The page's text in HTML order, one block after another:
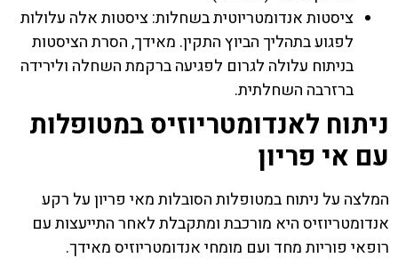
ציסטות אנדומטריוטית בשחלות: ציסטות אלה עלולות
לפגוע בתהליך הביוץ התקין. מאידך, הסרת הציסטות
בניתוח עלולה לגרום לפגיעה ברקמת השחלה ולירידה
ברזרבה השחלתית.
ניתוח לאנדומטריוזיס במטופלות
עם אי פריון
המלצה על ניתוח במטופלות הסובלות מאי פריון על רקע
אנדומטריוזיס היא מורכבת ומתקבלת לאחר התייעצות עם
רופאי פוריות מחד ועם מומחי אנדומטריוזיס מאידך.